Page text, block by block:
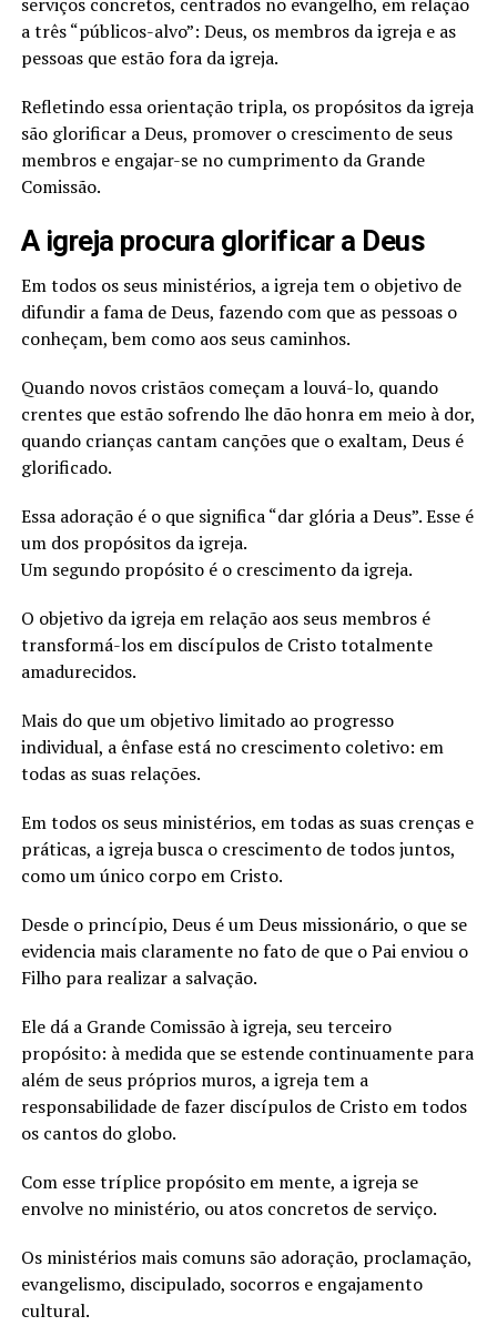
a três “públicos-alvo”: Deus, os membros da igreja e as
pessoas que estão fora da igreja.
Refletindo essa orientação tripla, os propósitos da igreja
são glorificar a Deus, promover o crescimento de seus
membros e engajar-se no cumprimento da Grande
Comissão.
A igreja procura glorificar a Deus
Em todos os seus ministérios, a igreja tem o objetivo de
difundir a fama de Deus, fazendo com que as pessoas o
conheçam, bem como aos seus caminhos.
Quando novos cristãos começam a louvá-lo, quando
crentes que estão sofrendo lhe dão honra em meio à dor,
quando crianças cantam canções que o exaltam, Deus é
glorificado.
Essa adoração é o que significa “dar glória a Deus”. Esse é
um dos propósitos da igreja.
Um segundo propósito é o crescimento da igreja.
O objetivo da igreja em relação aos seus membros é
transformá-los em discípulos de Cristo totalmente
amadurecidos.
Mais do que um objetivo limitado ao progresso
individual, a ênfase está no crescimento coletivo: em
todas as suas relações.
Em todos os seus ministérios, em todas as suas crenças e
práticas, a igreja busca o crescimento de todos juntos,
como um único corpo em Cristo.
Desde o princípio, Deus é um Deus missionário, o que se
evidencia mais claramente no fato de que o Pai enviou o
Filho para realizar a salvação.
Ele dá a Grande Comissão à igreja, seu terceiro
propósito: à medida que se estende continuamente para
além de seus próprios muros, a igreja tem a
responsabilidade de fazer discípulos de Cristo em todos
os cantos do globo.
Com esse tríplice propósito em mente, a igreja se
envolve no ministério, ou atos concretos de serviço.
Os ministérios mais comuns são adoração, proclamação,
evangelismo, discipulado, socorros e engajamento
cultural.